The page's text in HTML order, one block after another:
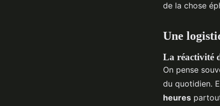
de la chose
Une
La réactivité
On pense
du quotidien.
heures